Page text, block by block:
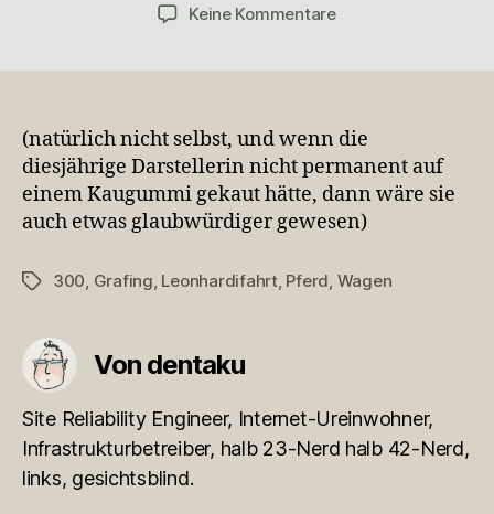
Keine Kommentarezu
(natürlich nicht selbst, und wenn die
diesjährige Darstellerin nicht permanent auf
einem Kaugummi gekaut hätte, dann wäre sie
auch etwas glaubwürdiger gewesen)
Schlagwörter
300 Grafing Leonhardifahrt, Pferd Wagen
Von dentaku
Site Reliability Engineer, Internet-Ureinwohner,
Infrastrukturbetreiber, halb 23-Nerd halb 42-Nerd,
links, gesichtsblind.